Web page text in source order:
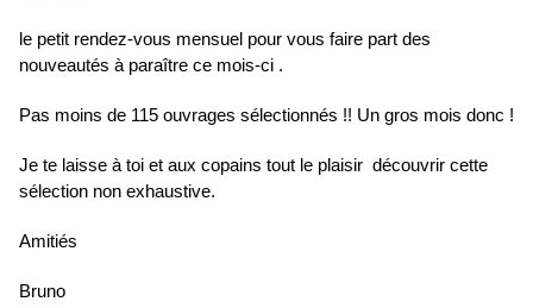
le petit rendez-vous mensuel pour vous faire part des
nouveautés à paraître ce mois-ci .
Pas moins de 115 ouvrages sélectionnés !! Un gros mois donc !
Je te laisse à toi et aux copains tout le plaisir découvrir cette
sélection non exhaustive.
Amitiés
Bruno